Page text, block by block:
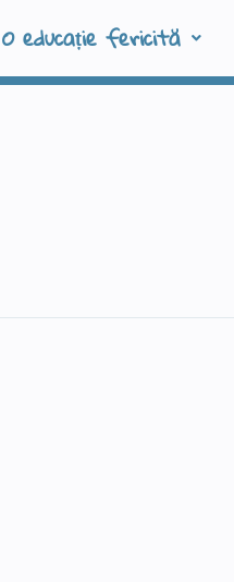
O educație fericită